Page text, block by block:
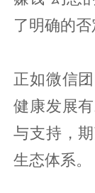
了明确的否
正如微信
健康发展
与支持，
生态体系。